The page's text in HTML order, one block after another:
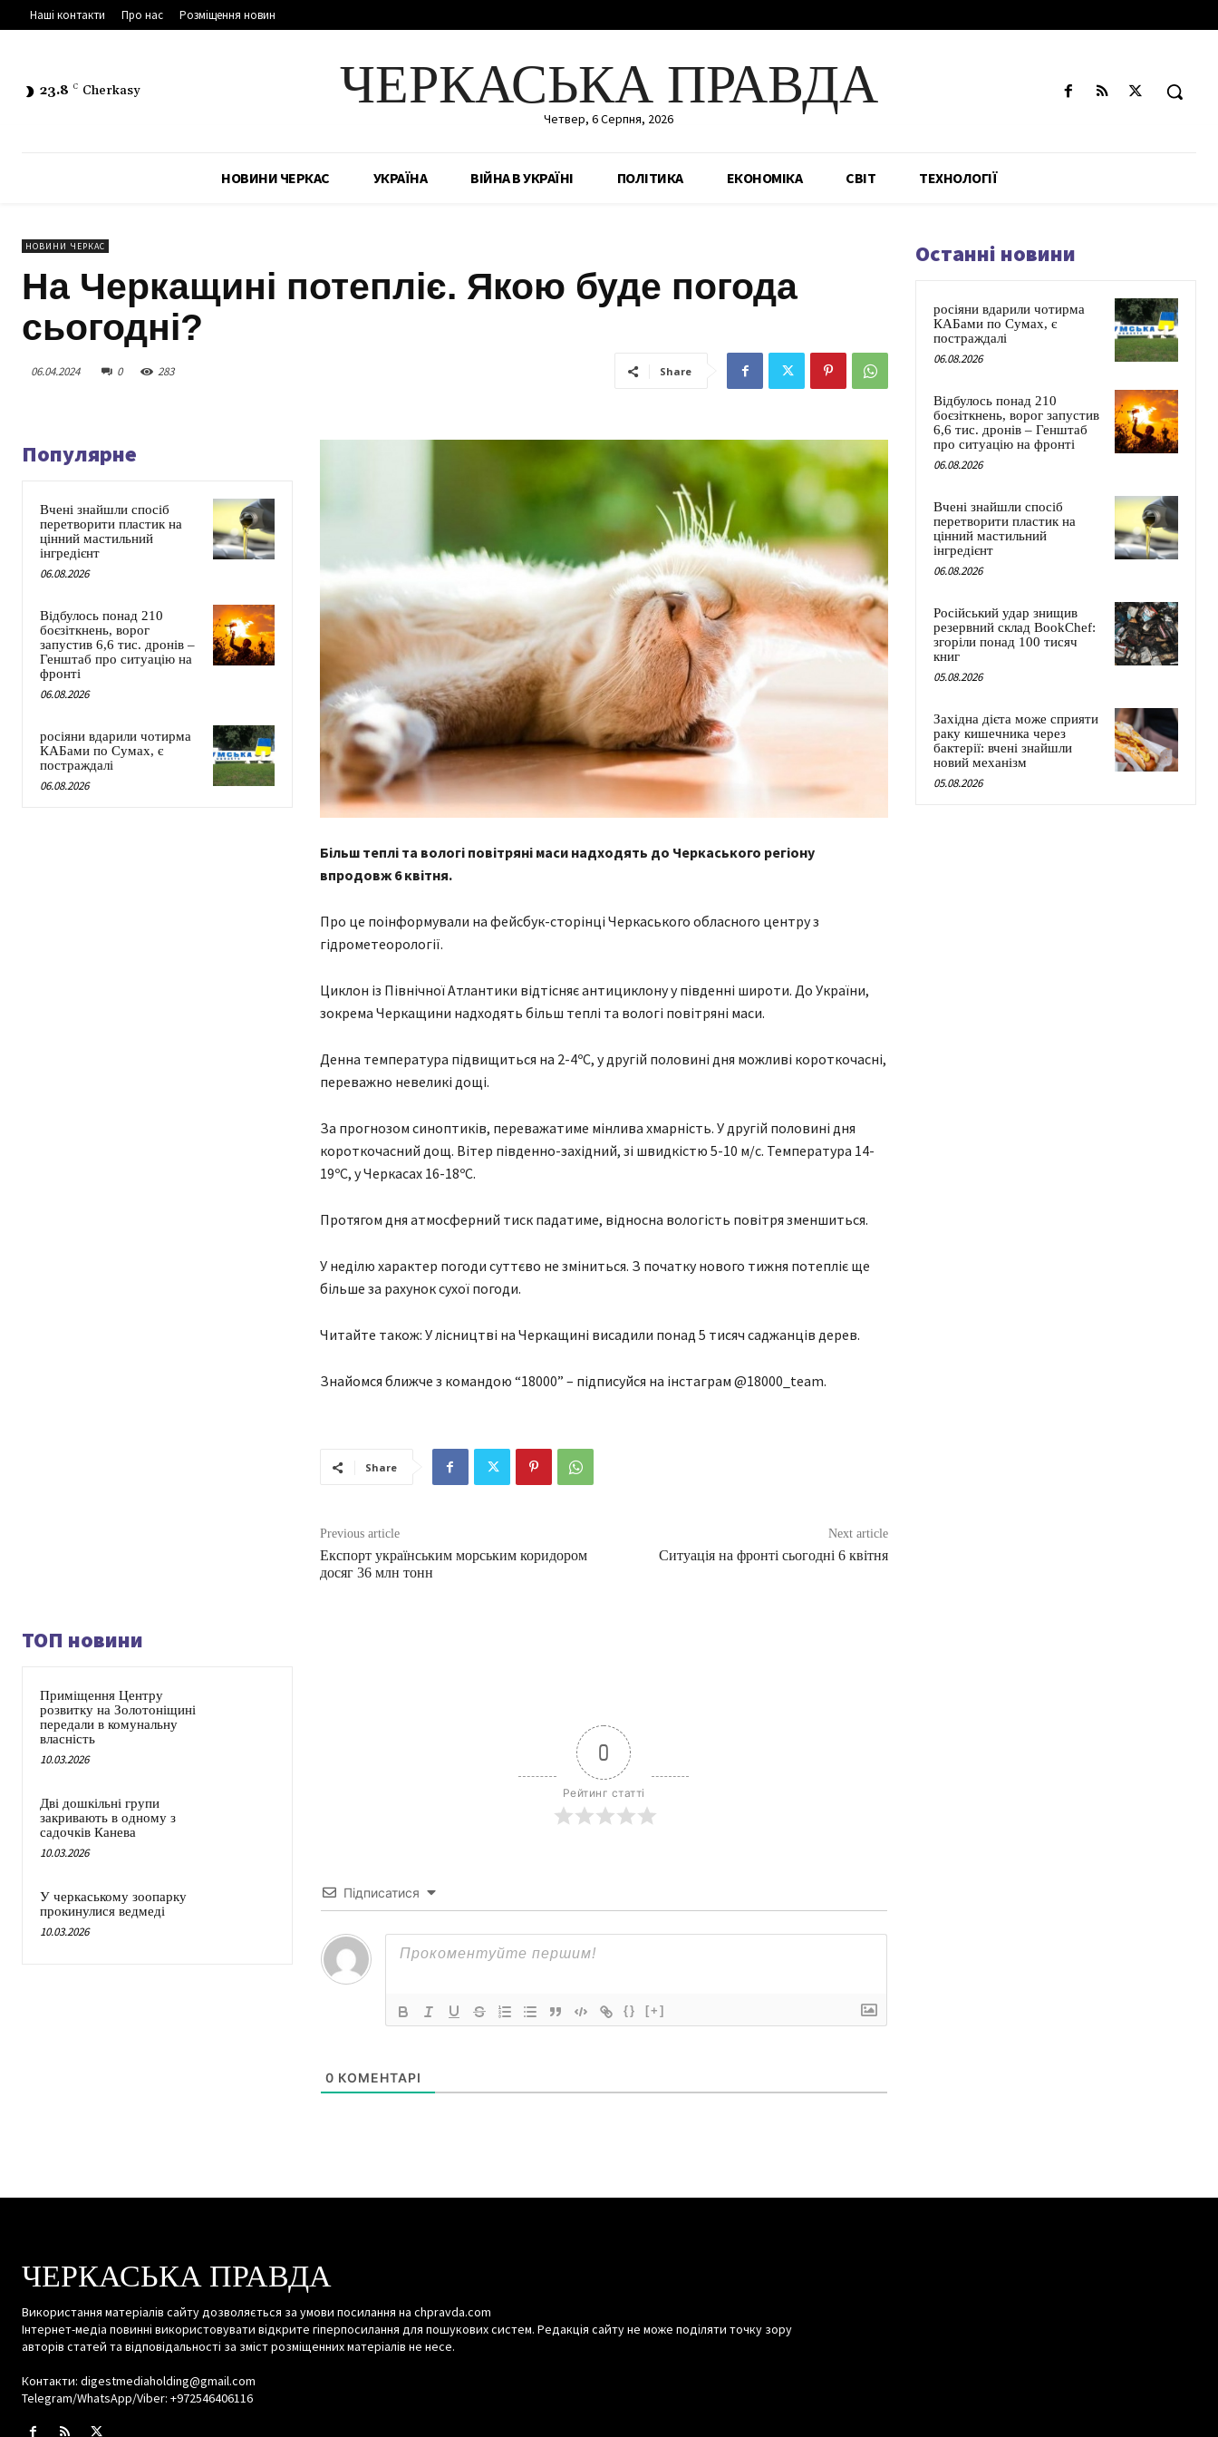
Наші контакти Про нас Розміщення новин
23.8 C Cherkasy ЧЕРКАСЬКА ПРАВДА
Четвер, 6 Серпня, 2026
НОВИНИ ЧЕРКАС УКРАЇНА ВІЙНА В УКРАЇНІ ПОЛІТИКА ЕКОНОМІКА СВІТ ТЕХНОЛОГІЇ
НОВИНИ ЧЕРКАС
На Черкащині потепліє. Якою буде погода
сьогодні?
06.04.2024 0 283 Share
Популярне
Вчені знайшли спосіб
перетворити пластик на
цінний мастильний
інгредієнт
06.08.2026
Відбулось понад 210
боєзіткнень, ворог
запустив 6,6 тис. дронів –
Генштаб про ситуацію на
фронті
06.08.2026
росіяни вдарили чотирма
КАБами по Сумах, є
постраждалі
06.08.2026
Більш теплі та вологі повітряні маси надходять до Черкаського регіону
впродовж 6 квітня.
Про це поінформували на фейсбук-сторінці Черкаського обласного центру з
гідрометеорології.
Циклон із Північної Атлантики відтісняє антициклону у південні широти. До України,
зокрема Черкащини надходять більш теплі та вологі повітряні маси.
Денна температура підвищиться на 2-4ºС, у другій половині дня можливі короткочасні,
переважно невеликі дощі.
За прогнозом синоптиків, переважатиме мінлива хмарність. У другій половині дня
короткочасний дощ. Вітер південно-західний, зі швидкістю 5-10 м/с. Температура 14-
19ºС, у Черкасах 16-18ºС.
Протягом дня атмосферний тиск падатиме, відносна вологість повітря зменшиться.
У неділю характер погоди суттєво не зміниться. З початку нового тижня потепліє ще
більше за рахунок сухої погоди.
Читайте також: У лісництві на Черкащині висадили понад 5 тисяч саджанців дерев.
Знайомся ближче з командою “18000” – підписуйся на інстаграм @18000_team.
Share
Previous article
Експорт українським морським коридором
досяг 36 млн тонн
Next article
Ситуація на фронті сьогодні 6 квітня
ТОП новини
Приміщення Центру
розвитку на Золотоніщині
передали в комунальну
власність
10.03.2026
Дві дошкільні групи
закривають в одному з
садочків Канева
10.03.2026
У черкаському зоопарку
прокинулися ведмеді
10.03.2026
0
Рейтинг статті
Підписатися
{} [+]
0 КОМЕНТАРІ
Останні новини
росіяни вдарили чотирма
КАБами по Сумах, є
постраждалі
06.08.2026
Відбулось понад 210
боєзіткнень, ворог запустив
6,6 тис. дронів – Генштаб
про ситуацію на фронті
06.08.2026
Вчені знайшли спосіб
перетворити пластик на
цінний мастильний
інгредієнт
06.08.2026
Російський удар знищив
резервний склад BookChef:
згоріли понад 100 тисяч
книг
05.08.2026
Західна дієта може сприяти
раку кишечника через
бактерії: вчені знайшли
новий механізм
05.08.2026
ЧЕРКАСЬКА ПРАВДА
Використання матеріалів сайту дозволяється за умови посилання на chpravda.com
Інтернет-медіа повинні використовувати відкрите гіперпосилання для пошукових систем. Редакція сайту не може поділяти точку зору
авторів статей та відповідальності за зміст розміщенних матеріалів не несе.
Контакти: digestmediaholding@gmail.com
Telegram/WhatsApp/Viber: +972546406116